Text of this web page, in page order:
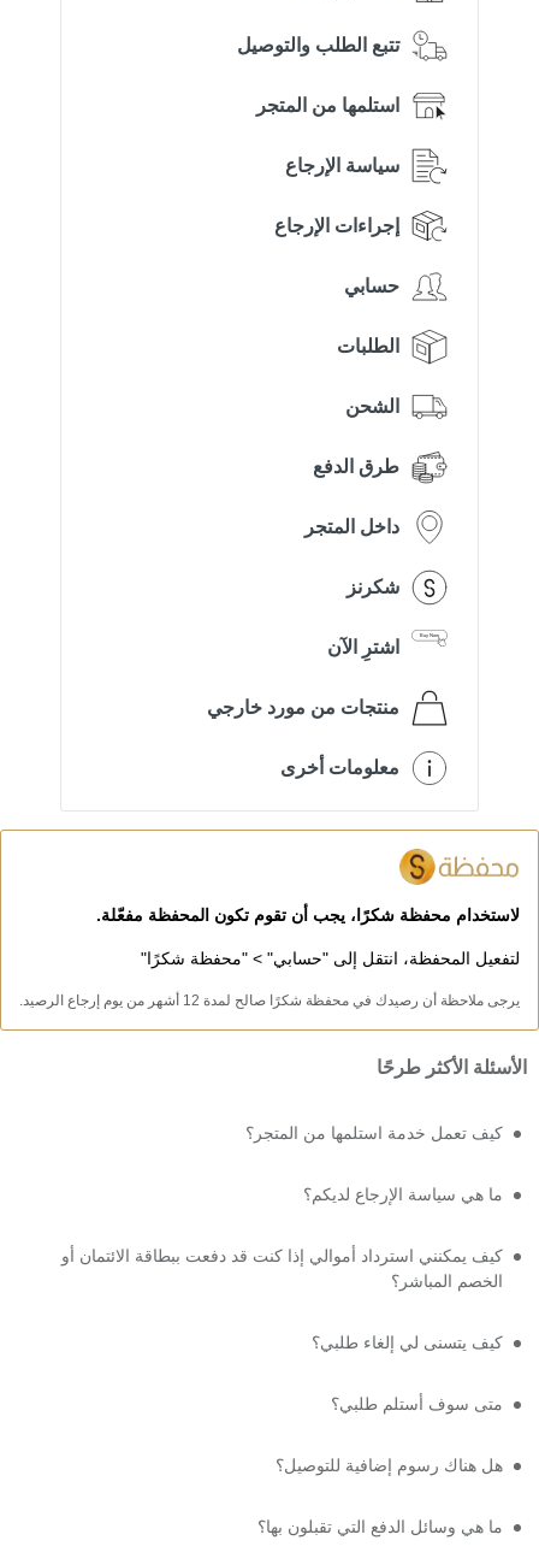
تتبع الطلب والتوصيل
استلمها من المتجر
سياسة الإرجاع
إجراءات الإرجاع
حسابي
الطلبات
الشحن
طرق الدفع
داخل المتجر
شكرنز
اشترِ الآن
منتجات من مورد خارجي
معلومات أخرى
لاستخدام محفظة شكرًا، يجب أن تقوم تكون المحفظة مفعّلة.
لتفعيل المحفظة، انتقل إلى "حسابي" > "محفظة شكرًا"
يرجى ملاحظة أن رصيدك في محفظة شكرًا صالح لمدة 12 أشهر من يوم إرجاع الرصيد.
الأسئلة الأكثر طرحًا
كيف تعمل خدمة استلمها من المتجر؟
ما هي سياسة الإرجاع لديكم؟
كيف يمكنني استرداد أموالي إذا كنت قد دفعت ببطاقة الائتمان أو
الخصم المباشر؟
كيف يتسنى لي إلغاء طلبي؟
متى سوف أستلم طلبي؟
هل هناك رسوم إضافية للتوصيل؟
ما هي وسائل الدفع التي تقبلون بها؟